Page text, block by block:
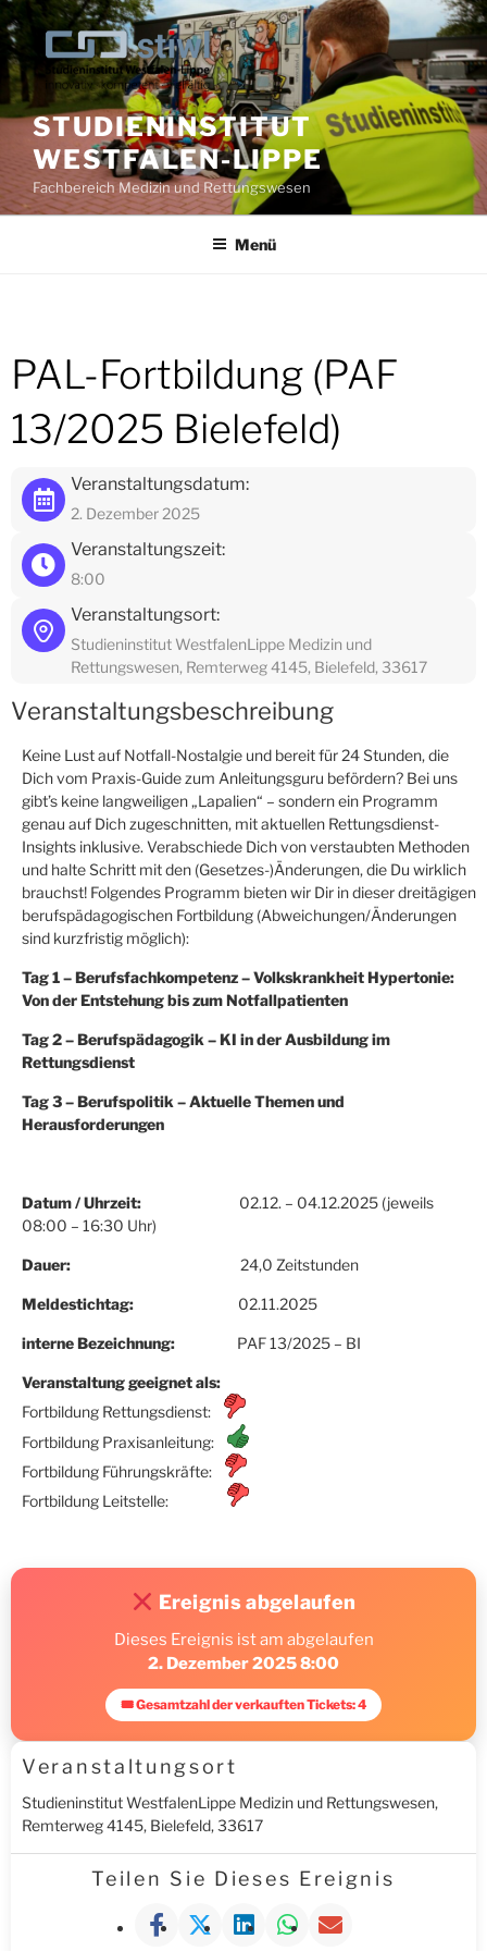
Zum
Inhalt
springen
STUDIENINSTITUT
WESTFALEN-LIPPE
Fachbereich Medizin und Rettungswesen
Menü
PAL-Fortbildung (PAF
13/2025 Bielefeld)
Veranstaltungsdatum:
2. Dezember 2025
Veranstaltungszeit:
8:00
Veranstaltungsort:
Studieninstitut WestfalenLippe Medizin und
Rettungswesen, Remterweg 4145, Bielefeld, 33617
Veranstaltungsbeschreibung
Keine Lust auf Notfall-Nostalgie und bereit für 24 Stunden, die
Dich vom Praxis-Guide zum Anleitungsguru befördern? Bei uns
gibt’s keine langweiligen „Lapalien“ – sondern ein Programm
genau auf Dich zugeschnitten, mit aktuellen Rettungsdienst-
Insights inklusive. Verabschiede Dich von verstaubten Methoden
und halte Schritt mit den (Gesetzes-)Änderungen, die Du wirklich
brauchst! Folgendes Programm bieten wir Dir in dieser dreitägigen
berufspädagogischen Fortbildung (Abweichungen/Änderungen
sind kurzfristig möglich):
Tag 1 – Berufsfachkompetenz – Volkskrankheit Hypertonie:
Von der Entstehung bis zum Notfallpatienten
Tag 2 – Berufspädagogik – KI in der Ausbildung im
Rettungsdienst
Tag 3 – Berufspolitik – Aktuelle Themen und
Herausforderungen
Datum / Uhrzeit: 02.12. – 04.12.2025 (jeweils
08:00 – 16:30 Uhr)
Dauer: 24,0 Zeitstunden
Meldestichtag: 02.11.2025
interne Bezeichnung: PAF 13/2025 – BI
Veranstaltung geeignet als:
Fortbildung Rettungsdienst:
Fortbildung Praxisanleitung:
Fortbildung Führungskräfte:
Fortbildung Leitstelle:
Ereignis abgelaufen
Dieses Ereignis ist am abgelaufen
2. Dezember 2025 8:00
🎟 Gesamtzahl der verkauften Tickets: 4
Veranstaltungsort
Studieninstitut WestfalenLippe Medizin und Rettungswesen,
Remterweg 4145, Bielefeld, 33617
Teilen Sie Dieses Ereignis